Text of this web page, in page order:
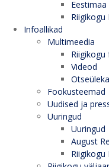
Riigikogu
Infoallikad
Multimeedia
Videod
Fookusteemad
Uudised ja
Uuringud
Uuringud
August
Riigikogu